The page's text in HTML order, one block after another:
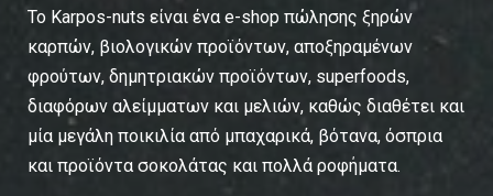
To Karpos-nuts είναι ένα e-shop πώλησης ξηρών
καρπών, βιολογικών προϊόντων, αποξηραμένων
φρούτων, δημητριακών προϊόντων, superfoods,
διαφόρων αλείμματων και μελιών, καθώς διαθέτει και
μία μεγάλη ποικιλία από μπαχαρικά, βότανα, όσπρια
και προϊόντα σοκολάτας και πολλά ροφήματα.